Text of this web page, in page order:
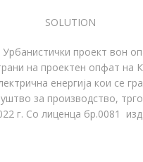
SOLUTION
проект вон
на проектен опфат
енергија кои се
за производство,
Со лиценца бр.0081